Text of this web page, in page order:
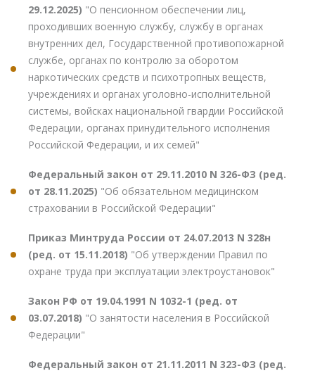
29.12.2025) "О пенсионном обеспечении лиц,
проходивших военную службу, службу в органах
внутренних дел, Государственной противопожарной
службе, органах по контролю за оборотом
наркотических средств и психотропных веществ,
учреждениях и органах уголовно-исполнительной
системы, войсках национальной гвардии Российской
Федерации, органах принудительного исполнения
Российской Федерации, и их семей"
Федеральный закон от 29.11.2010 N 326-ФЗ (ред.
от 28.11.2025) "Об обязательном медицинском
страховании в Российской Федерации"
Приказ Минтруда России от 24.07.2013 N 328н
(ред. от 15.11.2018) "Об утверждении Правил по
охране труда при эксплуатации электроустановок"
Закон РФ от 19.04.1991 N 1032-1 (ред. от
03.07.2018) "О занятости населения в Российской
Федерации"
Федеральный закон от 21.11.2011 N 323-ФЗ (ред.